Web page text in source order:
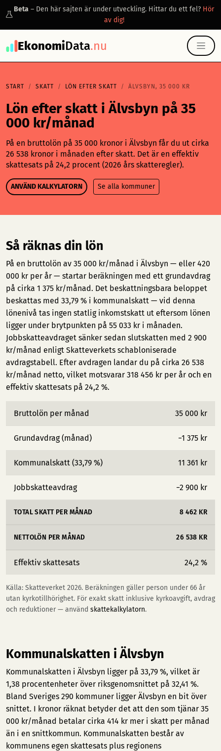
Beta – Den här sajten är under utveckling. Hittar du ett fel? Hör
av dig!
EkonomiData.nu
START SKATT LÖN EFTER SKATT ÄLVSBYN, 35 000 KR
Lön efter skatt i Älvsbyn på 35
000 kr/månad
På en bruttolön på 35 000 kronor i Älvsbyn får du ut cirka
26 538 kronor i månaden efter skatt. Det är en effektiv
skattesats på 24,2 procent (2026 års skatteregler).
ANVÄND KALKYLATORN Se alla kommuner
Så räknas din lön
På en bruttolön av 35 000 kr/månad i Älvsbyn — eller 420
000 kr per år — startar beräkningen med ett grundavdrag
på cirka 1 375 kr/månad. Det beskattningsbara beloppet
beskattas med 33,79 % i kommunalskatt — vid denna
lönenivå tas ingen statlig inkomstskatt ut eftersom lönen
ligger under brytpunkten på 55 033 kr i månaden.
Jobbskatteavdraget sänker sedan slutskatten med 2 900
kr/månad enligt Skatteverkets schabloniserade
avdragstabell. Efter avdragen landar du på cirka 26 538
kr/månad netto, vilket motsvarar 318 456 kr per år och en
effektiv skattesats på 24,2 %.
Bruttolön per månad 35 000 kr
Grundavdrag (månad) −1 375 kr
Kommunalskatt (33,79 %) 11 361 kr
Jobbskatteavdrag −2 900 kr
TOTAL SKATT PER MÅNAD 8 462 KR
NETTOLÖN PER MÅNAD 26 538 KR
Effektiv skattesats 24,2 %
Källa: Skatteverket 2026. Beräkningen gäller person under 66 år
utan kyrkotillhörighet. För exakt skatt inklusive kyrkoavgift, avdrag
och reduktioner — använd skattekalkylatorn.
Kommunalskatten i Älvsbyn
Kommunalskatten i Älvsbyn ligger på 33,79 %, vilket är
1,38 procentenheter över riksgenomsnittet på 32,41 %.
Bland Sveriges 290 kommuner ligger Älvsbyn en bit över
snittet. I kronor räknat betyder det att den som tjänar 35
000 kr/månad betalar cirka 414 kr mer i skatt per månad
än i en snittkommun. Kommunalskatten består av
kommunens egen skattesats plus regionens